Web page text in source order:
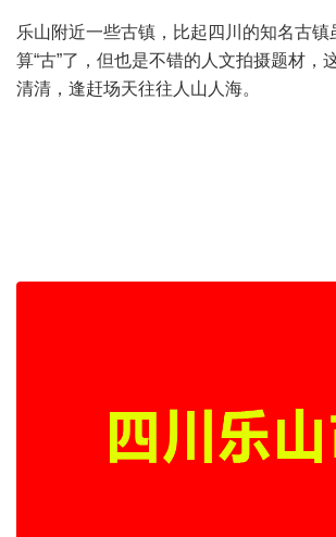
乐山附近一些古镇，比起四川的知名古镇
算“古”了，但也是不错的人文拍摄题材，
清清，逢赶场天往往人山人海。